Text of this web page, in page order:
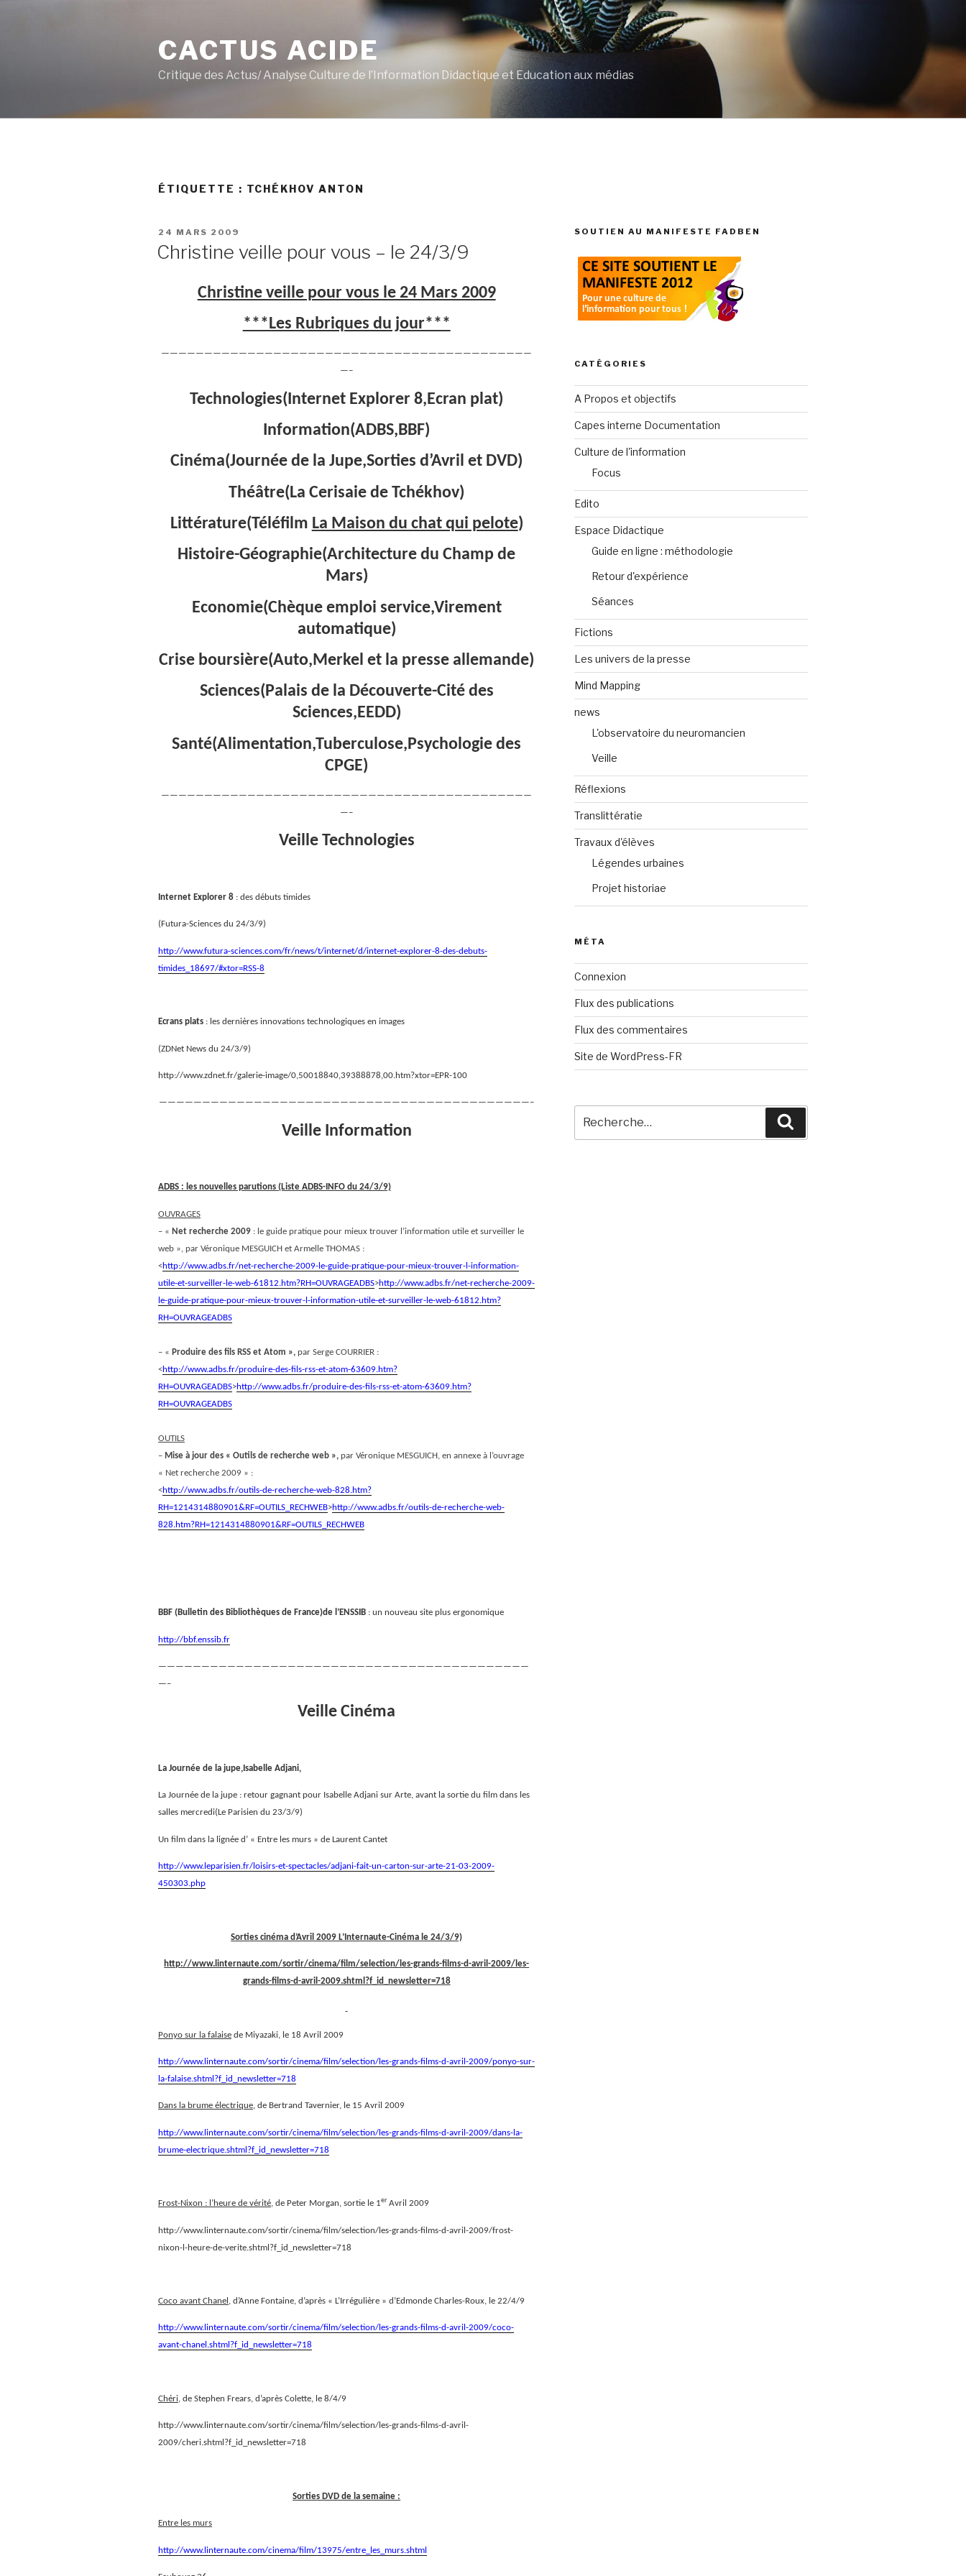
CACTUS ACIDE
Critique des Actus/ Analyse Culture de l’Information Didactique et Education aux médias
ÉTIQUETTE : TCHÉKHOV ANTON
PUBLIÉ
24 MARS 2009
Christine veille pour vous – le 24/3/9
Christine veille pour vous le 24 Mars 2009
***Les Rubriques du jour***
———————————————————————————————————————————
—–
Technologies(Internet Explorer 8,Ecran plat)
Information(ADBS,BBF)
Cinéma(Journée de la Jupe,Sorties d’Avril et DVD)
Théâtre(La Cerisaie de Tchékhov)
Littérature(Téléfilm La Maison du chat qui pelote)
Histoire-Géographie(Architecture du Champ de
Mars)
Economie(Chèque emploi service,Virement
automatique)
Crise boursière(Auto,Merkel et la presse allemande)
Sciences(Palais de la Découverte-Cité des
Sciences,EEDD)
Santé(Alimentation,Tuberculose,Psychologie des
CPGE)
———————————————————————————————————————————
—–
Veille Technologies
Internet Explorer 8 : des débuts timides
(Futura-Sciences du 24/3/9)
http://www.futura-sciences.com/fr/news/t/internet/d/internet-explorer-8-des-debuts-
timides_18697/#xtor=RSS-8
Ecrans plats : les dernières innovations technologiques en images
(ZDNet News du 24/3/9)
http://www.zdnet.fr/galerie-image/0,50018840,39388878,00.htm?xtor=EPR-100
———————————————————————————————————————————–
Veille Information
ADBS : les nouvelles parutions (Liste ADBS-INFO du 24/3/9)
OUVRAGES
– « Net recherche 2009 : le guide pratique pour mieux trouver l’information utile et surveiller le
web », par Véronique MESGUICH et Armelle THOMAS :
<http://www.adbs.fr/net-recherche-2009-le-guide-pratique-pour-mieux-trouver-l-information-
utile-et-surveiller-le-web-61812.htm?RH=OUVRAGEADBS>http://www.adbs.fr/net-recherche-2009-
le-guide-pratique-pour-mieux-trouver-l-information-utile-et-surveiller-le-web-61812.htm?
RH=OUVRAGEADBS
– « Produire des fils RSS et Atom », par Serge COURRIER :
<http://www.adbs.fr/produire-des-fils-rss-et-atom-63609.htm?
RH=OUVRAGEADBS>http://www.adbs.fr/produire-des-fils-rss-et-atom-63609.htm?
RH=OUVRAGEADBS
OUTILS
– Mise à jour des « Outils de recherche web », par Véronique MESGUICH, en annexe à l’ouvrage
« Net recherche 2009 » :
<http://www.adbs.fr/outils-de-recherche-web-828.htm?
RH=1214314880901&RF=OUTILS_RECHWEB>http://www.adbs.fr/outils-de-recherche-web-
828.htm?RH=1214314880901&RF=OUTILS_RECHWEB
BBF (Bulletin des Bibliothèques de France)de l’ENSSIB : un nouveau site plus ergonomique
http://bbf.enssib.fr
———————————————————————————————————————————
—–
Veille Cinéma
La Journée de la jupe,Isabelle Adjani,
La Journée de la jupe : retour gagnant pour Isabelle Adjani sur Arte, avant la sortie du film dans les
salles mercredi(Le Parisien du 23/3/9)
Un film dans la lignée d’ « Entre les murs » de Laurent Cantet
http://www.leparisien.fr/loisirs-et-spectacles/adjani-fait-un-carton-sur-arte-21-03-2009-
450303.php
Sorties cinéma d’Avril 2009 L’Internaute-Cinéma le 24/3/9)
http://www.linternaute.com/sortir/cinema/film/selection/les-grands-films-d-avril-2009/les-
grands-films-d-avril-2009.shtml?f_id_newsletter=718
Ponyo sur la falaise de Miyazaki, le 18 Avril 2009
http://www.linternaute.com/sortir/cinema/film/selection/les-grands-films-d-avril-2009/ponyo-sur-
la-falaise.shtml?f_id_newsletter=718
Dans la brume électrique, de Bertrand Tavernier, le 15 Avril 2009
http://www.linternaute.com/sortir/cinema/film/selection/les-grands-films-d-avril-2009/dans-la-
brume-electrique.shtml?f_id_newsletter=718
Frost-Nixon : l’heure de vérité, de Peter Morgan, sortie le 1er Avril 2009
http://www.linternaute.com/sortir/cinema/film/selection/les-grands-films-d-avril-2009/frost-
nixon-l-heure-de-verite.shtml?f_id_newsletter=718
Coco avant Chanel , d’Anne Fontaine, d’après « L’Irrégulière » d’Edmonde Charles-Roux, le 22/4/9
http://www.linternaute.com/sortir/cinema/film/selection/les-grands-films-d-avril-2009/coco-
avant-chanel.shtml?f_id_newsletter=718
Chéri, de Stephen Frears, d’après Colette, le 8/4/9
http://www.linternaute.com/sortir/cinema/film/selection/les-grands-films-d-avril-
2009/cheri.shtml?f_id_newsletter=718
Sorties DVD de la semaine :
Entre les murs
http://www.linternaute.com/cinema/film/13975/entre_les_murs.shtml
SOUTIEN AU MANIFESTE FADBEN
CATÉGORIES
A Propos et objectifs
Capes interne Documentation
Culture de l'information
Focus
Edito
Espace Didactique
Guide en ligne : méthodologie
Retour d'expérience
Séances
Fictions
Les univers de la presse
Mind Mapping
news
L'observatoire du neuromancien
Veille
Réflexions
Translittératie
Travaux d'élèves
Légendes urbaines
Projet historiae
MÉTA
Connexion
Flux des publications
Flux des commentaires
Site de WordPress-FR
pour
: